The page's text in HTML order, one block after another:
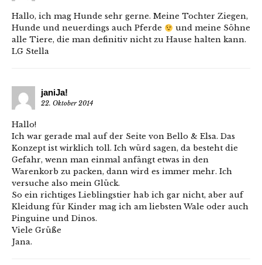
Hallo, ich mag Hunde sehr gerne. Meine Tochter Ziegen,
Hunde und neuerdings auch Pferde
und meine Söhne
alle Tiere, die man definitiv nicht zu Hause halten kann.
LG Stella
janiJa!
22. Oktober 2014
Hallo!
Ich war gerade mal auf der Seite von Bello & Elsa. Das
Konzept ist wirklich toll. Ich würd sagen, da besteht die
Gefahr, wenn man einmal anfängt etwas in den
Warenkorb zu packen, dann wird es immer mehr. Ich
versuche also mein Glück.
So ein richtiges Lieblingstier hab ich gar nicht, aber auf
Kleidung für Kinder mag ich am liebsten Wale oder auch
Pinguine und Dinos.
Viele Grüße
Jana.